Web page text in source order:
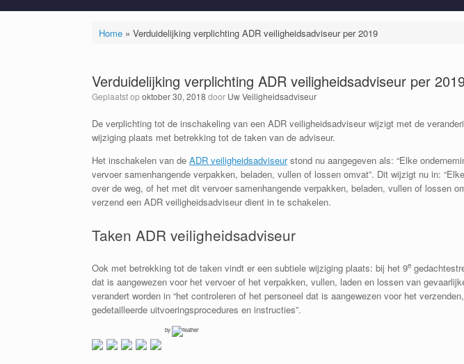
Home» Verduidelijking verplichting ADR veiligheidsadviseur per 2019
Verduidelijking verplichting ADR veiligheidsadviseur per
Geplaatst opoktober 30, 2018 door Uw Veiligheidsadviseur
De verplichting tot de inschakeling van een ADR veiligheidsadviseur wijzigt met de
wijziging plaats met betrekking tot de taken van de adviseur.
Het inschakelen van de ADR veiligheidsadviseurstond nu aangegeven als: “Elke
vervoer samenhangende verpakken, beladen, vullen of lossen omvat”. Dit wijzigt nu in:
over de weg, of het met dit vervoer samenhangende verpakken, beladen, vullen of lossen
verzend een ADR veiligheidsadviseur dient in te schakelen.
Taken ADR veiligheidsadviseur
Ook met betrekking tot de taken vindt er een subtiele wijziging plaats: bij het 9e
dat is aangewezen voor het vervoer of het verpakken, vullen, laden en lossen van
verandert worden in “het controleren of het personeel dat is aangewezen voor het
gedetailleerde uitvoeringsprocedures en instructies”.
by